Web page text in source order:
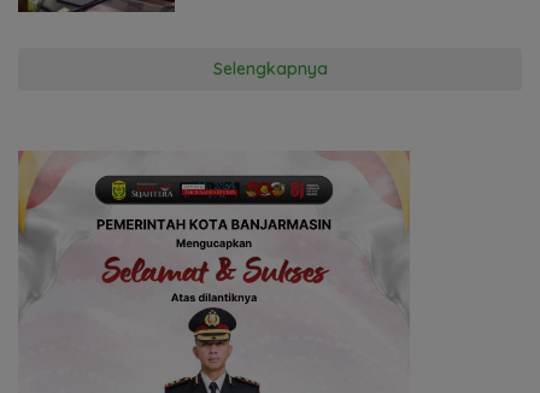
Selengkapnya